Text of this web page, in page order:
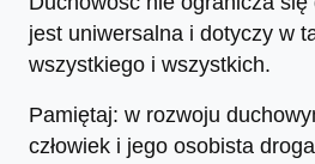
jest uniwersalna i dotyczy w
wszystkiego i wszystkich.
Pamiętaj: w rozwoju
człowiek i jego osobista